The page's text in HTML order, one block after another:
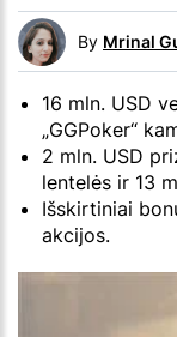
By Mrinal
16 mln. USD
„GGPoker“
2 mln. USD
lentelės ir 13
Išskirtiniai
akcijos.